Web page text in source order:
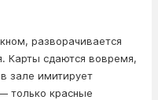
разворачивается
Карты сдаются вовремя,
зале имитирует
только красные